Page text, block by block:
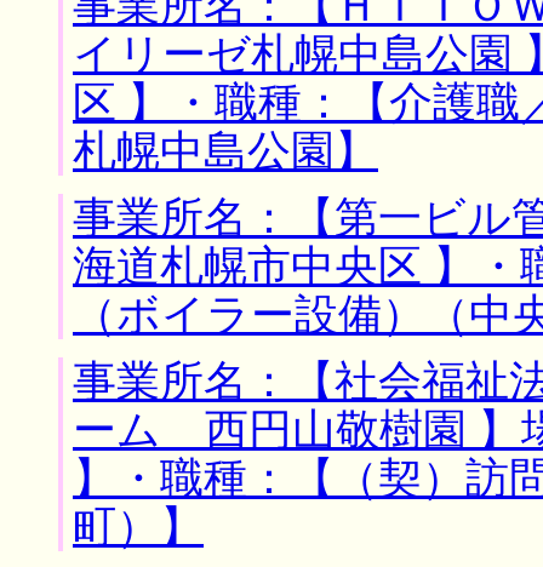
イリーゼ札幌中島公園
区 】・職種：【介護
札幌中島公園】
事業所名：【第一ビ
海道札幌市中央区 】・
（ボイラー設備）（中
事業所名：【社会福
ーム 西円山敬樹園 】
】・職種：【（契）訪
町）】